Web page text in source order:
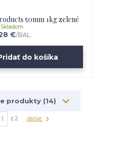
50mm 1kg zelené
€/BAL.
Skladom
do košíka
produkty (14)
z 2 ďalšie